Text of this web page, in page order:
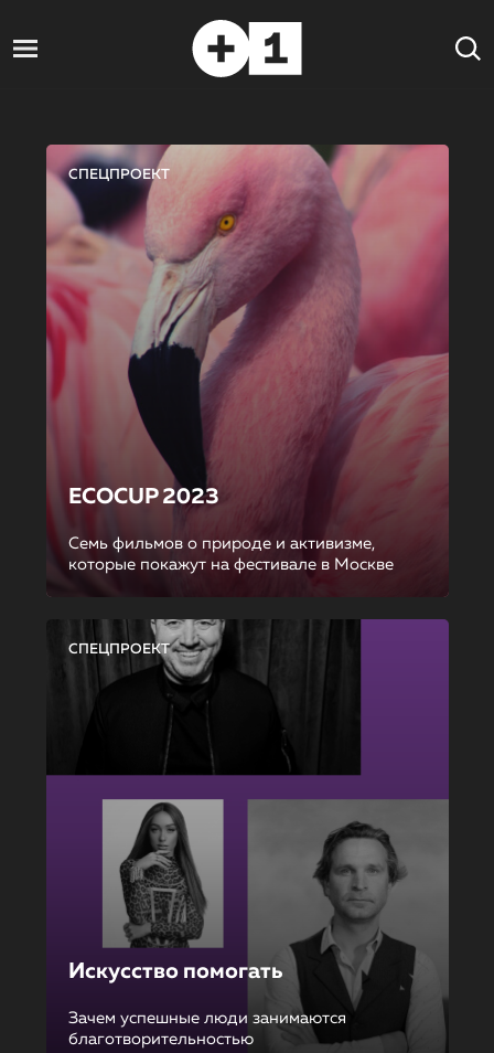
СПЕЦПРОЕКТ
ECOCUP 2023
Семь фильмов о природе и активизме,
которые покажут на фестивале в Москве
СПЕЦПРОЕКТ
Искусство помогать
Зачем успешные люди занимаются
благотворительностью